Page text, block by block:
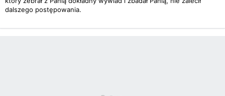
dalszego postępowania.